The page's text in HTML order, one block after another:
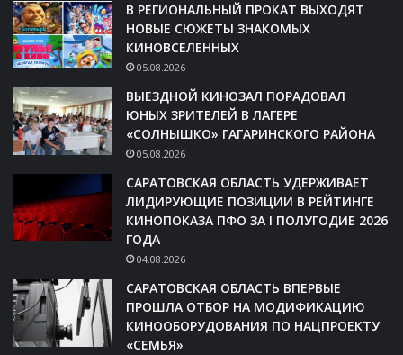
В РЕГИОНАЛЬНЫЙ ПРОКАТ ВЫХОДЯТ
НОВЫЕ СЮЖЕТЫ ЗНАКОМЫХ
КИНОВСЕЛЕННЫХ
05.08.2026
ВЫЕЗДНОЙ КИНОЗАЛ ПОРАДОВАЛ
ЮНЫХ ЗРИТЕЛЕЙ В ЛАГЕРЕ
«СОЛНЫШКО» ГАГАРИНСКОГО РАЙОНА
05.08.2026
САРАТОВСКАЯ ОБЛАСТЬ УДЕРЖИВАЕТ
ЛИДИРУЮЩИЕ ПОЗИЦИИ В РЕЙТИНГЕ
КИНОПОКАЗА ПФО ЗА I ПОЛУГОДИЕ 2026
ГОДА
04.08.2026
САРАТОВСКАЯ ОБЛАСТЬ ВПЕРВЫЕ
ПРОШЛА ОТБОР НА МОДИФИКАЦИЮ
КИНООБОРУДОВАНИЯ ПО НАЦПРОЕКТУ
«СЕМЬЯ»